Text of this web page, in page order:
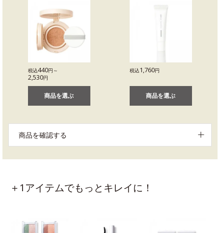
税込440円～
2,530円
商品を選ぶ
税込1,760円
商品を選ぶ
商品を確認する
＋1アイテムでもっとキレイに！